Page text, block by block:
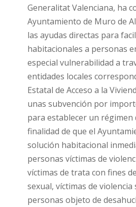
Generalitat Valenciana, ha
Ayuntamiento de Muro de
las ayudas directas para
habitacionales a personas
especial vulnerabilidad a
entidades locales
Estatal de Acceso a la
unas subvención por
para establecer un régimen
finalidad de que el
solución habitacional
personas víctimas de
víctimas de trata con fines
sexual, víctimas de violencia
personas objeto de